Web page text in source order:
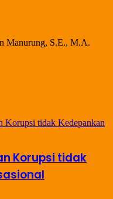
Manurung, S.E., M.A.
Korupsi tidak